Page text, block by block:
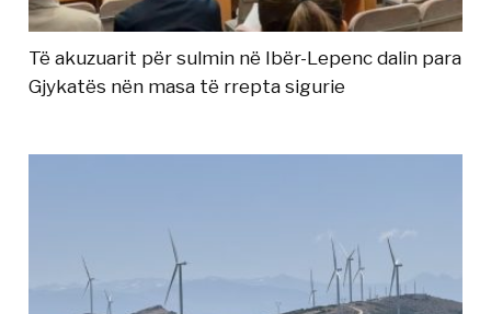
Të akuzuarit për sulmin në Ibër-Lepenc dalin para
Gjykatës nën masa të rrepta sigurie